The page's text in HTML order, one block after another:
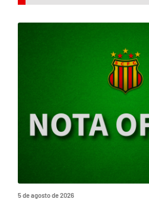
5 de agosto de 2026